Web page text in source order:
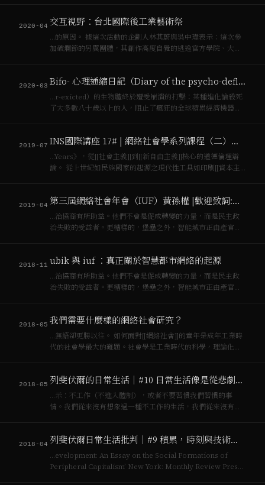
2020-04 交互視野：台北國際後工業藝術祭
…的原因。 據這次活動的企劃人林其蔚與吳中瑋表示：這次參
加破爛節的另翼團體，其創作高度自覺的逃逸官方學院、大眾
流的、邊緣文化的傳播管道及生產方…
2020-03 Bifo- 心理通縮日記（Diary of the psycho-deflation）
…r-exicted）的生物體終於遭受崩潰的打擊：某種進化論殺死
了大多數八十歲以上的人，阻止了瘋狂的全球積累經濟機器。
務。所有邏輯和經濟的連續…
2019-07 INS國際講座 17# | 網絡社會學系列課程（二）：認同的力量
…Years》，從[[社會主義]]到[[新自由主義]]核心的道德倫理辯
論。 從上世紀如民族國家的起源之現代性工具如印刷[[資本主
是幽靈鬼魂，也…
2019-04 第三屆網絡社會年會（IUF）黃孫權 |歡迎致詞:挑戰技術烏托邦的政治對話框架
…治協商有所助益。他們不會是促成轉變的力量，而是民主政
治失敗的受益者。更糟糕的，堡壘之外，智能城市正由產官學
祉。當城市面臨越來越不公平的都市設施…
2018-11 ubik 與 iuf ：真正關於智慧都市網絡的起源
…治協商有所助益。他們不會是促成轉變的力量，而是民主政
治失敗的受益者。更糟糕的，堡壘之外，智能城市正由產官學
祉。 數位縉紳化（digital g…
2018-05 我們需要什麼樣的網絡社會研究？
…無語卻更勝以往。 如何面對[[網絡社會]]的童年是成年工業時
代的社會學最大的難題。社會學是工業時代的科學，理論化都
帶動的[[資…
2018-05 列斐伏爾的日常生活｜#10 日常生活像是從悲劇中好不容易活下來的難民
…示：不工作（不進入體制），或者不要習慣我們習慣的事
情。我們從來沒有想象過一種不工作的生活，我們從來沒有想
性」，[[列斐伏爾]]問：我們生…
2018-04 列斐伏爾日常生活批判｜#9 積累，時刻與技術宰制的日常生活
…evelopment: An Essay on the Social Formations of
Peripheral Capitalism’ New York: Monthly Review Press.